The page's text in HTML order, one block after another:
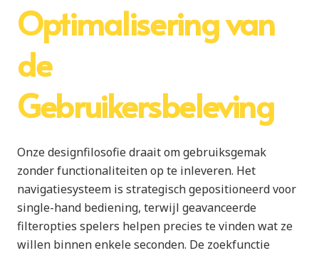
Optimalisering van
de
Gebruikersbeleving
Onze designfilosofie draait om gebruiksgemak
zonder functionaliteiten op te inleveren. Het
navigatiesysteem is strategisch gepositioneerd voor
single-hand bediening, terwijl geavanceerde
filteropties spelers helpen precies te vinden wat ze
willen binnen enkele seconden. De zoekfunctie